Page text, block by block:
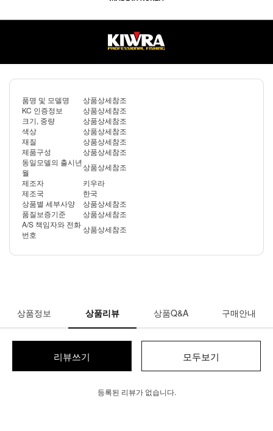
품명 및 모델명
상품상세참조
KC 인증정보
상품상세참조
크기, 중량
상품상세참조
색상
상품상세참조
재질
상품상세참조
제품구성
상품상세참조
동일모델의 출시년
월
상품상세참조
제조자
키우라
제조국
한국
상품별 세부사양
상품상세참조
품질보증기준
상품상세참조
A/S 책임자와 전화
번호
상품상세참조
상품정보 상품리뷰 상품Q&A 구매안내
리뷰쓰기 모두보기
등록된 리뷰가 없습니다.